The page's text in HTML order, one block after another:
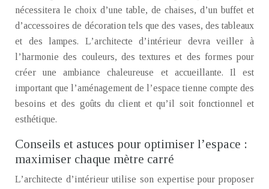
nécessitera le choix d’une table, de chaises, d’un buffet et
d’accessoires de décoration tels que des vases, des tableaux
et des lampes. L’architecte d’intérieur devra veiller à
l’harmonie des couleurs, des textures et des formes pour
créer une ambiance chaleureuse et accueillante. Il est
important que l’aménagement de l’espace tienne compte des
besoins et des goûts du client et qu’il soit fonctionnel et
esthétique.
Conseils et astuces pour optimiser l’espace :
maximiser chaque mètre carré
L’architecte d’intérieur utilise son expertise pour proposer